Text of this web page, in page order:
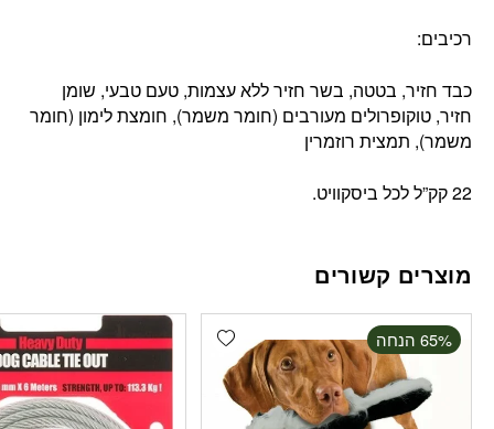
רכיבים:
כבד חזיר, בטטה, בשר חזיר ללא עצמות, טעם טבעי, שומן
חזיר, טוקופרולים מעורבים (חומר משמר), חומצת לימון (חומר
משמר), תמצית רוזמרין
22 קק”ל לכל ביסקוויט.
מוצרים קשורים
Add wishlist ‫65% הנחה